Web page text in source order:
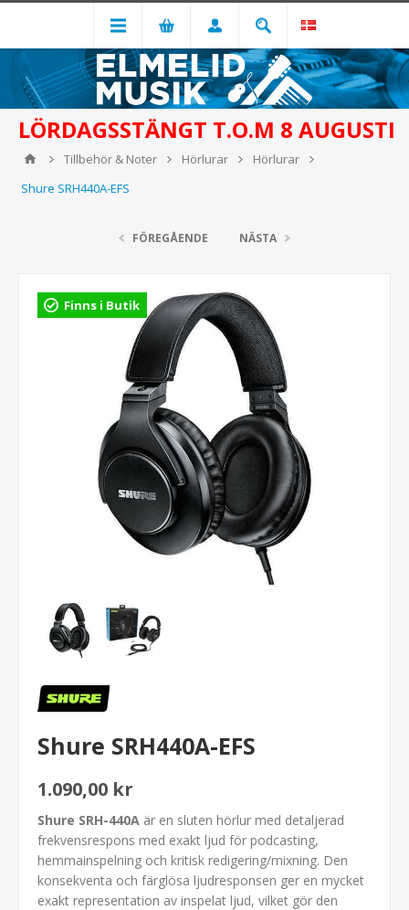
LÖRDAGSSTÄNGT T.O.M 8 AUGUSTI
Tillbehör & Noter Hörlurar
Hörlurar
Shure SRH440A-EFS
FÖREGÅENDE NÄSTA
Finns i Butik
Shure SRH440A-EFS
1.090,00 kr
Shure SRH-440A är en sluten hörlur med detaljerad
frekvensrespons med exakt ljud för podcasting,
hemmainspelning och kritisk redigering/mixning. Den
konsekventa och färglösa ljudresponsen ger en mycket
exakt representation av inspelat ljud, vilket gör den